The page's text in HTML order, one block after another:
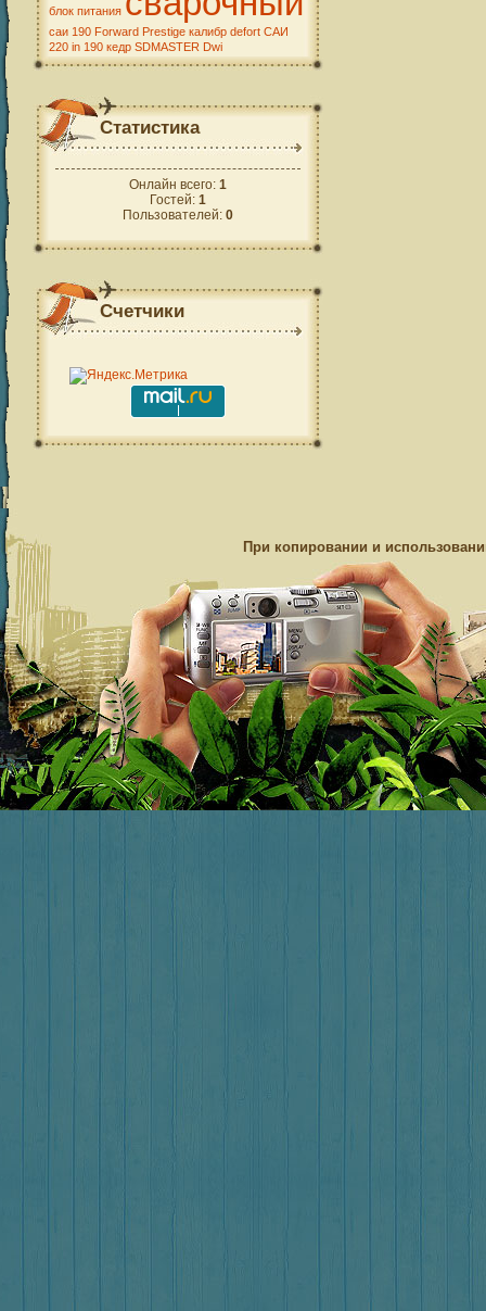
блок питания
саи 190 Forward Prestige калибр defort САИ
220 in 190 кедр SDMASTER Dwi
Статистика
Онлайн всего: 1
Гостей: 1
Пользователей: 0
Счетчики
При копировании и